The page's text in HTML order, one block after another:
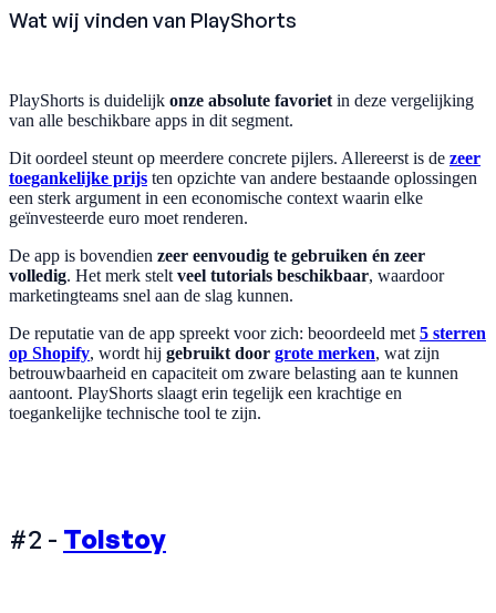
Wat wij vinden van PlayShorts
PlayShorts is duidelijk onze absolute favoriet in deze vergelijking
van alle beschikbare apps in dit segment.
Dit oordeel steunt op meerdere concrete pijlers. Allereerst is de zeer
toegankelijke prijs ten opzichte van andere bestaande oplossingen
een sterk argument in een economische context waarin elke
geïnvesteerde euro moet renderen.
De app is bovendien zeer eenvoudig te gebruiken én zeer
volledig. Het merk stelt veel tutorials beschikbaar, waardoor
marketingteams snel aan de slag kunnen.
De reputatie van de app spreekt voor zich: beoordeeld met 5 sterren
op Shopify, wordt hij gebruikt door grote merken, wat zijn
betrouwbaarheid en capaciteit om zware belasting aan te kunnen
aantoont. PlayShorts slaagt erin tegelijk een krachtige en
toegankelijke technische tool te zijn.
#2 - Tolstoy